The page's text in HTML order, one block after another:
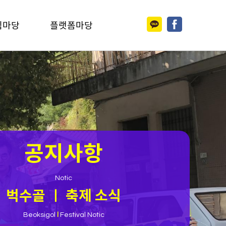
당 플랫폼마당
공지사항
Notic
벅수골 ㅣ 축제 소식
Beoksigol Festival Notic